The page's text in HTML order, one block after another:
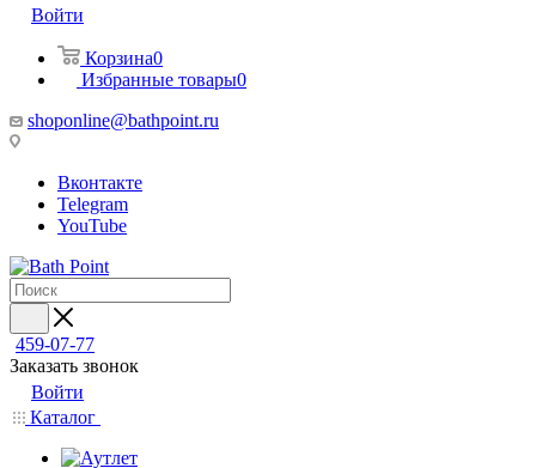
Войти
Корзина0
Избранные товары0
shoponline@bathpoint.ru
Вконтакте
Telegram
YouTube
459-07-77
Заказать звонок
Войти
Каталог